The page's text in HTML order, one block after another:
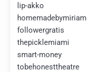
lip-akko
homemadebymiriam
followergratis
thepicklemiami
smart-money
tobehonesttheatre